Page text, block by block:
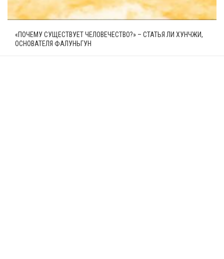
«ПОЧЕМУ СУЩЕСТВУЕТ ЧЕЛОВЕЧЕСТВО?» – СТАТЬЯ ЛИ ХУНЧЖИ,
ОСНОВАТЕЛЯ ФАЛУНЬГУН